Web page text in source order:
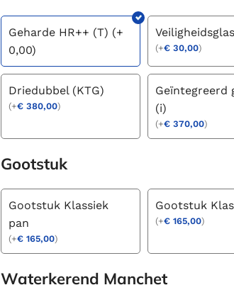
Geharde HR++ (T) (+
0,00)
(+€30,00)
Driedubbel (KTG)
(+€ 380,00)
Geïntegreerd
(i)
(+€370,00)
Gootstuk
Gootstuk Klassiek
pan
(+€ 165,00)
Gootstuk
(+€165,00)
Waterkerend Manchet